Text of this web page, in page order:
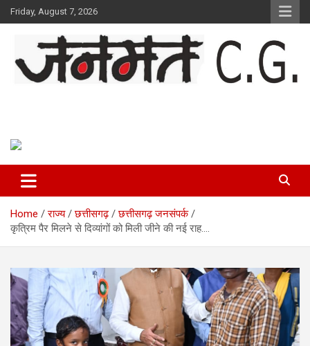
Skip
to
Friday, August 7, 2026
Home राज्य छत्तीसगढ़
छत्तीसगढ़ जनसंपर्क
कृत्रिम पैर मिलने से दिव्यांगों को मिली जीने की नई राह….